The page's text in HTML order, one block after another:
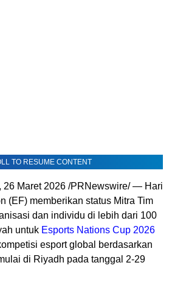
TO RESUME CONTENT
, 26 Maret 2026 /PRNewswire/ — Hari
(EF) memberikan status Mitra Tim
dan individu di lebih dari 100
untuk Esports Nations Cup 2026
esport global berdasarkan
di Riyadh pada tanggal 2-29